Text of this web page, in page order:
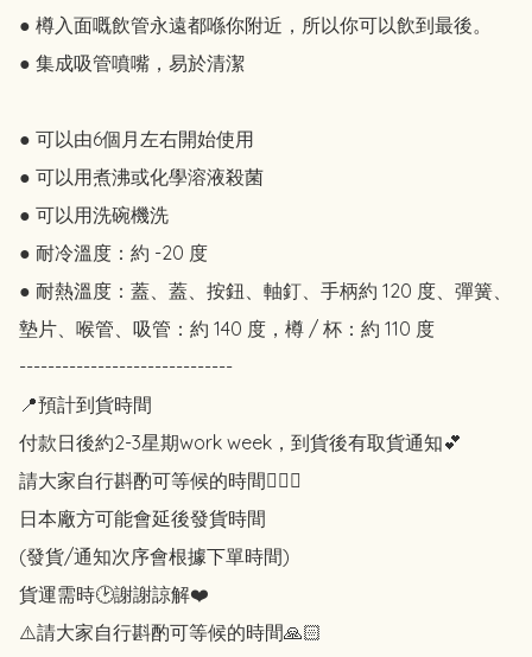
● 樽入面嘅飲管永遠都喺你附近，所以你可以飲到最後。
● 集成吸管噴嘴，易於清潔
● 可以由6個月左右開始使用
● 可以用煮沸或化學溶液殺菌
● 可以用洗碗機洗
● 耐冷溫度：約 -20 度
● 耐熱溫度：蓋、蓋、按鈕、軸釘、手柄約 120 度、彈簧、
墊片、喉管、吸管：約 140 度，樽 / 杯：約 110 度
------------------------------
📍預計到貨時間
付款日後約2-3星期work week，到貨後有取貨通知💕
請大家自行斟酌可等候的時間🙇🏻‍♀️
日本廠方可能會延後發貨時間
(發貨/通知次序會根據下單時間)
貨運需時🕑謝謝諒解❤️
⚠️請大家自行斟酌可等候的時間🙏🏻